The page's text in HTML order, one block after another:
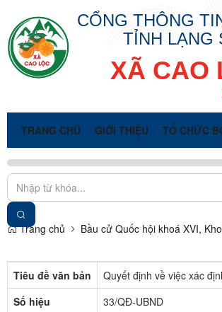
CỔNG THÔNG
TỈNH LẠNG
XÃ CAO
TRANG CHỦ GIỚI THIỆU TỔ CHỨC
Trang chủ Bầu cử Quốc hội khoá XVI,
Tiêu đề văn bản
Quyết định về việc xác
Số hiệu
33/QĐ-UBND